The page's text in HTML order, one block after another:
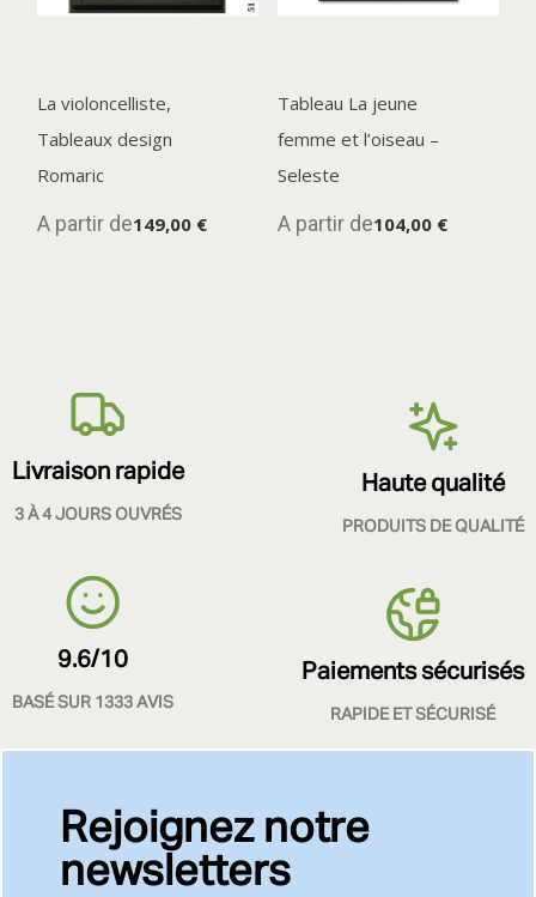
La violoncelliste,
Tableaux design
Romaric
A partir de149,00 €
Tableau La jeune
femme et l’oiseau –
Seleste
A partir de104,00 €
Livraison rapide
3 À 4 JOURS OUVRÉS
Haute qualité
PRODUITS DE QUALITÉ
9.6/10
BASÉ SUR 1333 AVIS
Paiements sécurisés
RAPIDE ET SÉCURISÉ
Rejoignez notre
newsletters